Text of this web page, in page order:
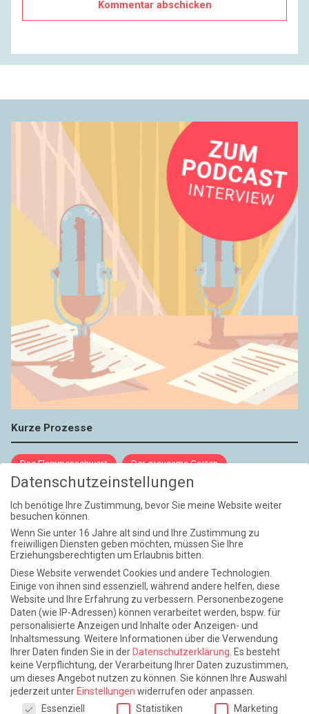
Kurze Prozesse
Das Flammenschwert Der grausame Garten
NIEMALS UND AUCH DANN NICHT
Weite Reisen
Atlantische Turbulenzen DIE ELF
Die Zeit der Ringelblumen ist vorbei Europa im Kopf
Fast am Ziel Frühling in Florenz In der Blase
Leben lernen / Ein Versuch Trinken. Träumen. Trösten.
Triple-Edinburgher mit Ketchup WACHS!
Winterreise (mit Sommern)
Datenschutzeinstellungen
Ich benötige Ihre Zustimmung, bevor Sie meine Website weiter
besuchen können.
Wenn Sie unter 16 Jahre alt sind und Ihre Zustimmung zu
freiwilligen Diensten geben möchten, müssen Sie Ihre
Erziehungsberechtigten um Erlaubnis bitten.
Diese Website verwendet Cookies und andere Technologien.
Einige von ihnen sind essenziell, während andere helfen, diese
Website und Ihre Erfahrung zu verbessern. Personenbezogene
Daten (wie IP-Adressen) können verarbeitet werden, bspw. für
personalisierte Anzeigen und Inhalte oder Anzeigen- und
Inhaltsmessung. Weitere Informationen über die Verwendung
Ihrer Daten finden Sie in der Datenschutzerklärung Es besteht
keine Verpflichtung, der Verarbeitung Ihrer Daten zuzustimmen,
um dieses Angebot nutzen zu können. Sie können Ihre Auswahl
jederzeit unter Einstellungen widerrufen oder anpassen.
Datenschutzeinstellungen
Essenziell Statistiken Marketing